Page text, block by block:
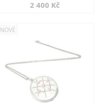
2 400 Kč
NOVÉ